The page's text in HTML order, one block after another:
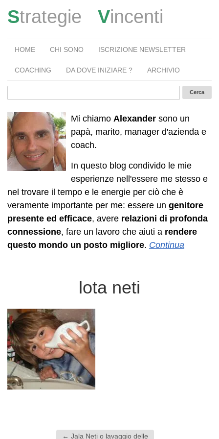
Strategie Vincenti
HOME CHI SONO ISCRIZIONE NEWSLETTER
COACHING DA DOVE INIZIARE ? ARCHIVIO
Mi chiamo Alexander sono un
papà, marito, manager d'azienda e
coach.
In questo blog condivido le mie
esperienze nell'essere me stesso e
nel trovare il tempo e le energie per ciò che è
veramente importante per me: essere un genitore
presente ed efficace, avere relazioni di profonda
connessione, fare un lavoro che aiuti a rendere
questo mondo un posto migliore. Continua
lota neti
← Jala Neti o lavaggio delle